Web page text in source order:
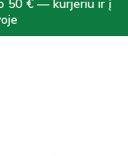
50 € — kurjeriu ir į